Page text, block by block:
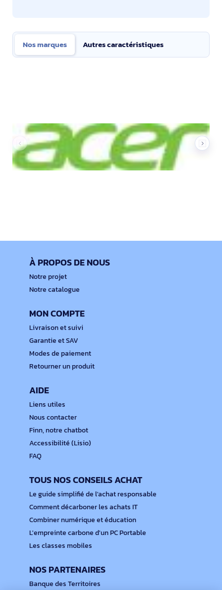
Nos marques Autres caractéristiques
À PROPOS DE NOUS
Notre projet
Notre catalogue
MON COMPTE
Livraison et suivi
Garantie et SAV
Modes de paiement
Retourner un produit
AIDE
Liens utiles
Nous contacter
Finn, notre chatbot
Accessibilité (Lisio)
FAQ
TOUS NOS CONSEILS ACHAT
Le guide simplifié de l'achat responsable
Comment décarboner les achats IT
Combiner numérique et éducation
L'empreinte carbone d'un PC Portable
Les classes mobiles
NOS PARTENAIRES
Banque des Territoires